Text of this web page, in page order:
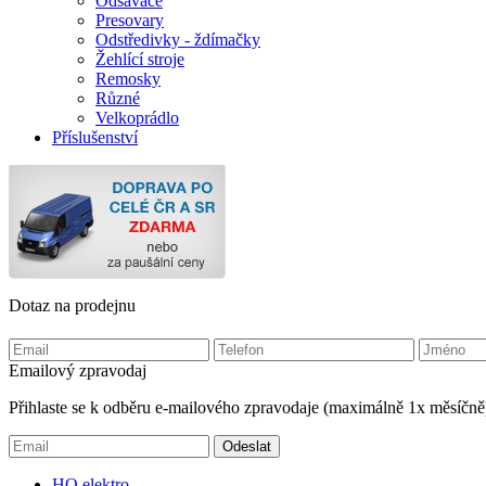
Presovary
Odstředivky - ždímačky
Žehlící stroje
Remosky
Různé
Velkoprádlo
Příslušenství
Dotaz na prodejnu
Emailový zpravodaj
Přihlaste se k odběru e-mailového zpravodaje (maximálně 1x